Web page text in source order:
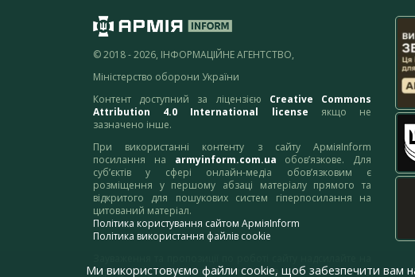
© 2018 - 2026, ІНФОРМАЦІЙНЕ АГЕНТСТВО,
Міністерство оборони України
Контент доступний за ліцензією Creative Commons
Attribution 4.0 International license якщо не
зазначено інше.
При використанні контенту з сайту АрміяInform
посилання на armyinform.com.ua обов’язкове. Для
суб’єктів у сфері онлайн-медіа обов’язковим є
розміщення у першому абзаці матеріалу прямого та
відкритого для пошукових систем гіперпосилання на
цитований матеріал.
Політика користування сайтом АрміяInform
Політика використання файлів cookie
адресу:webmaster@armyinform.com.ua
Ми використовуємо файли cookie, щоб забезпечити вам